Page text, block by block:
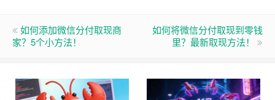
如何添加微信分付取现商
家？5个小方法！
如何将微信分付取现到零钱
里？最新取现方法！